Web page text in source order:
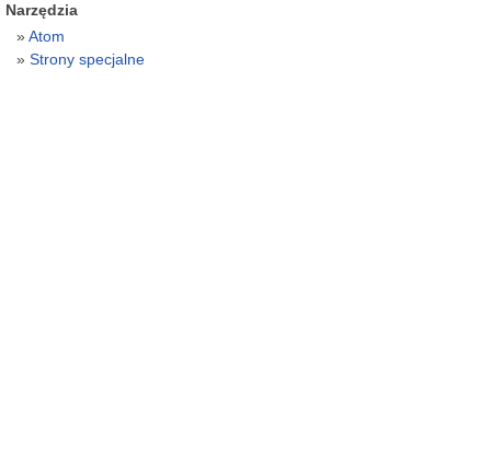
Narzędzia
Atom
Strony specjalne